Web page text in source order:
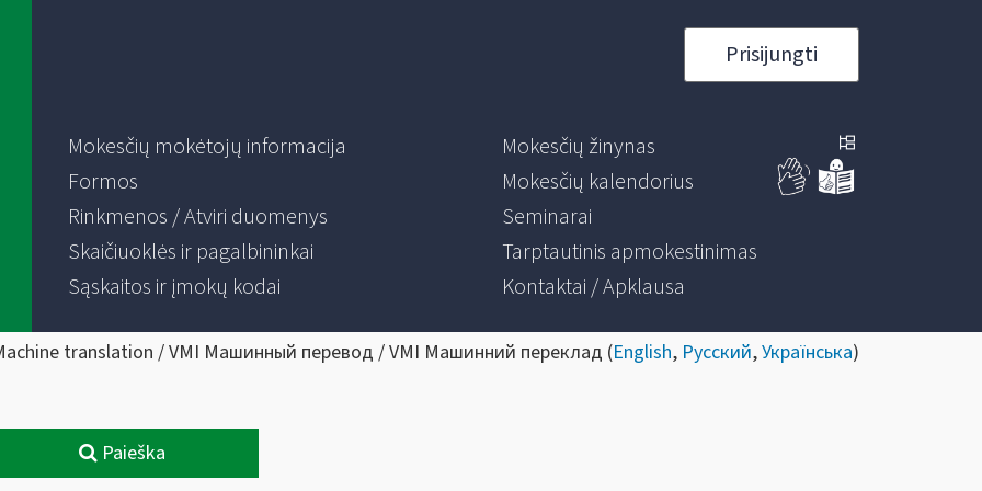
Prisijungti
Mokesčių mokėtojų informacija
Formos
Rinkmenos / Atviri duomenys
Skaičiuoklės ir pagalbininkai
Sąskaitos ir įmokų kodai
Mokesčių žinynas
Mokesčių kalendorius
Seminarai
Tarptautinis apmokestinimas
Kontaktai / Apklausa
translation / VMI Машинный перевод / VMI Машинний переклад (English, Русский,Українська)
Paieška